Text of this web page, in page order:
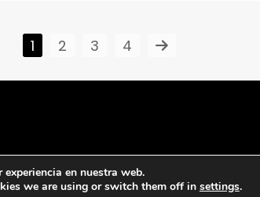
1 2 3 4
en nuestra web.
we are using or switch them off in settings.